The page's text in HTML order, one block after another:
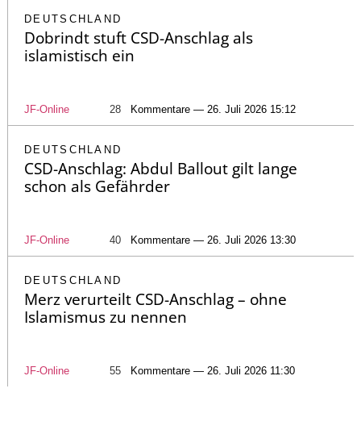
DEUTSCHLAND
Dobrindt stuft CSD-Anschlag als
islamistisch ein
JF-Online 28 Kommentare — 26. Juli 2026 15:12
DEUTSCHLAND
CSD-Anschlag: Abdul Ballout gilt lange
schon als Gefährder
JF-Online 40 Kommentare — 26. Juli 2026 13:30
DEUTSCHLAND
Merz verurteilt CSD-Anschlag – ohne
Islamismus zu nennen
JF-Online 55 Kommentare — 26. Juli 2026 11:30